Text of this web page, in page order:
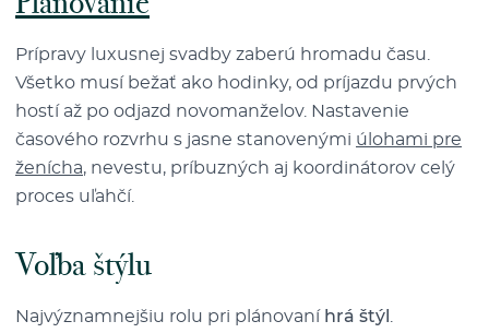
Prípravy luxusnej svadby zaberú hromadu času.
Všetko musí bežať ako hodinky, od príjazdu prvých
hostí až po odjazd novomanželov. Nastavenie
časového rozvrhu s jasne stanovenými úlohami pre
ženícha, nevestu, príbuzných aj koordinátorov celý
proces uľahčí.
Voľba štýlu
Najvýznamnejšiu rolu pri plánovaní hrá štýl